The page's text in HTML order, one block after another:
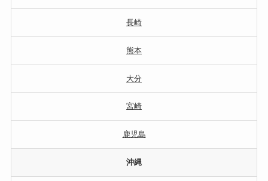
長崎
熊本
大分
宮崎
鹿児島
沖縄